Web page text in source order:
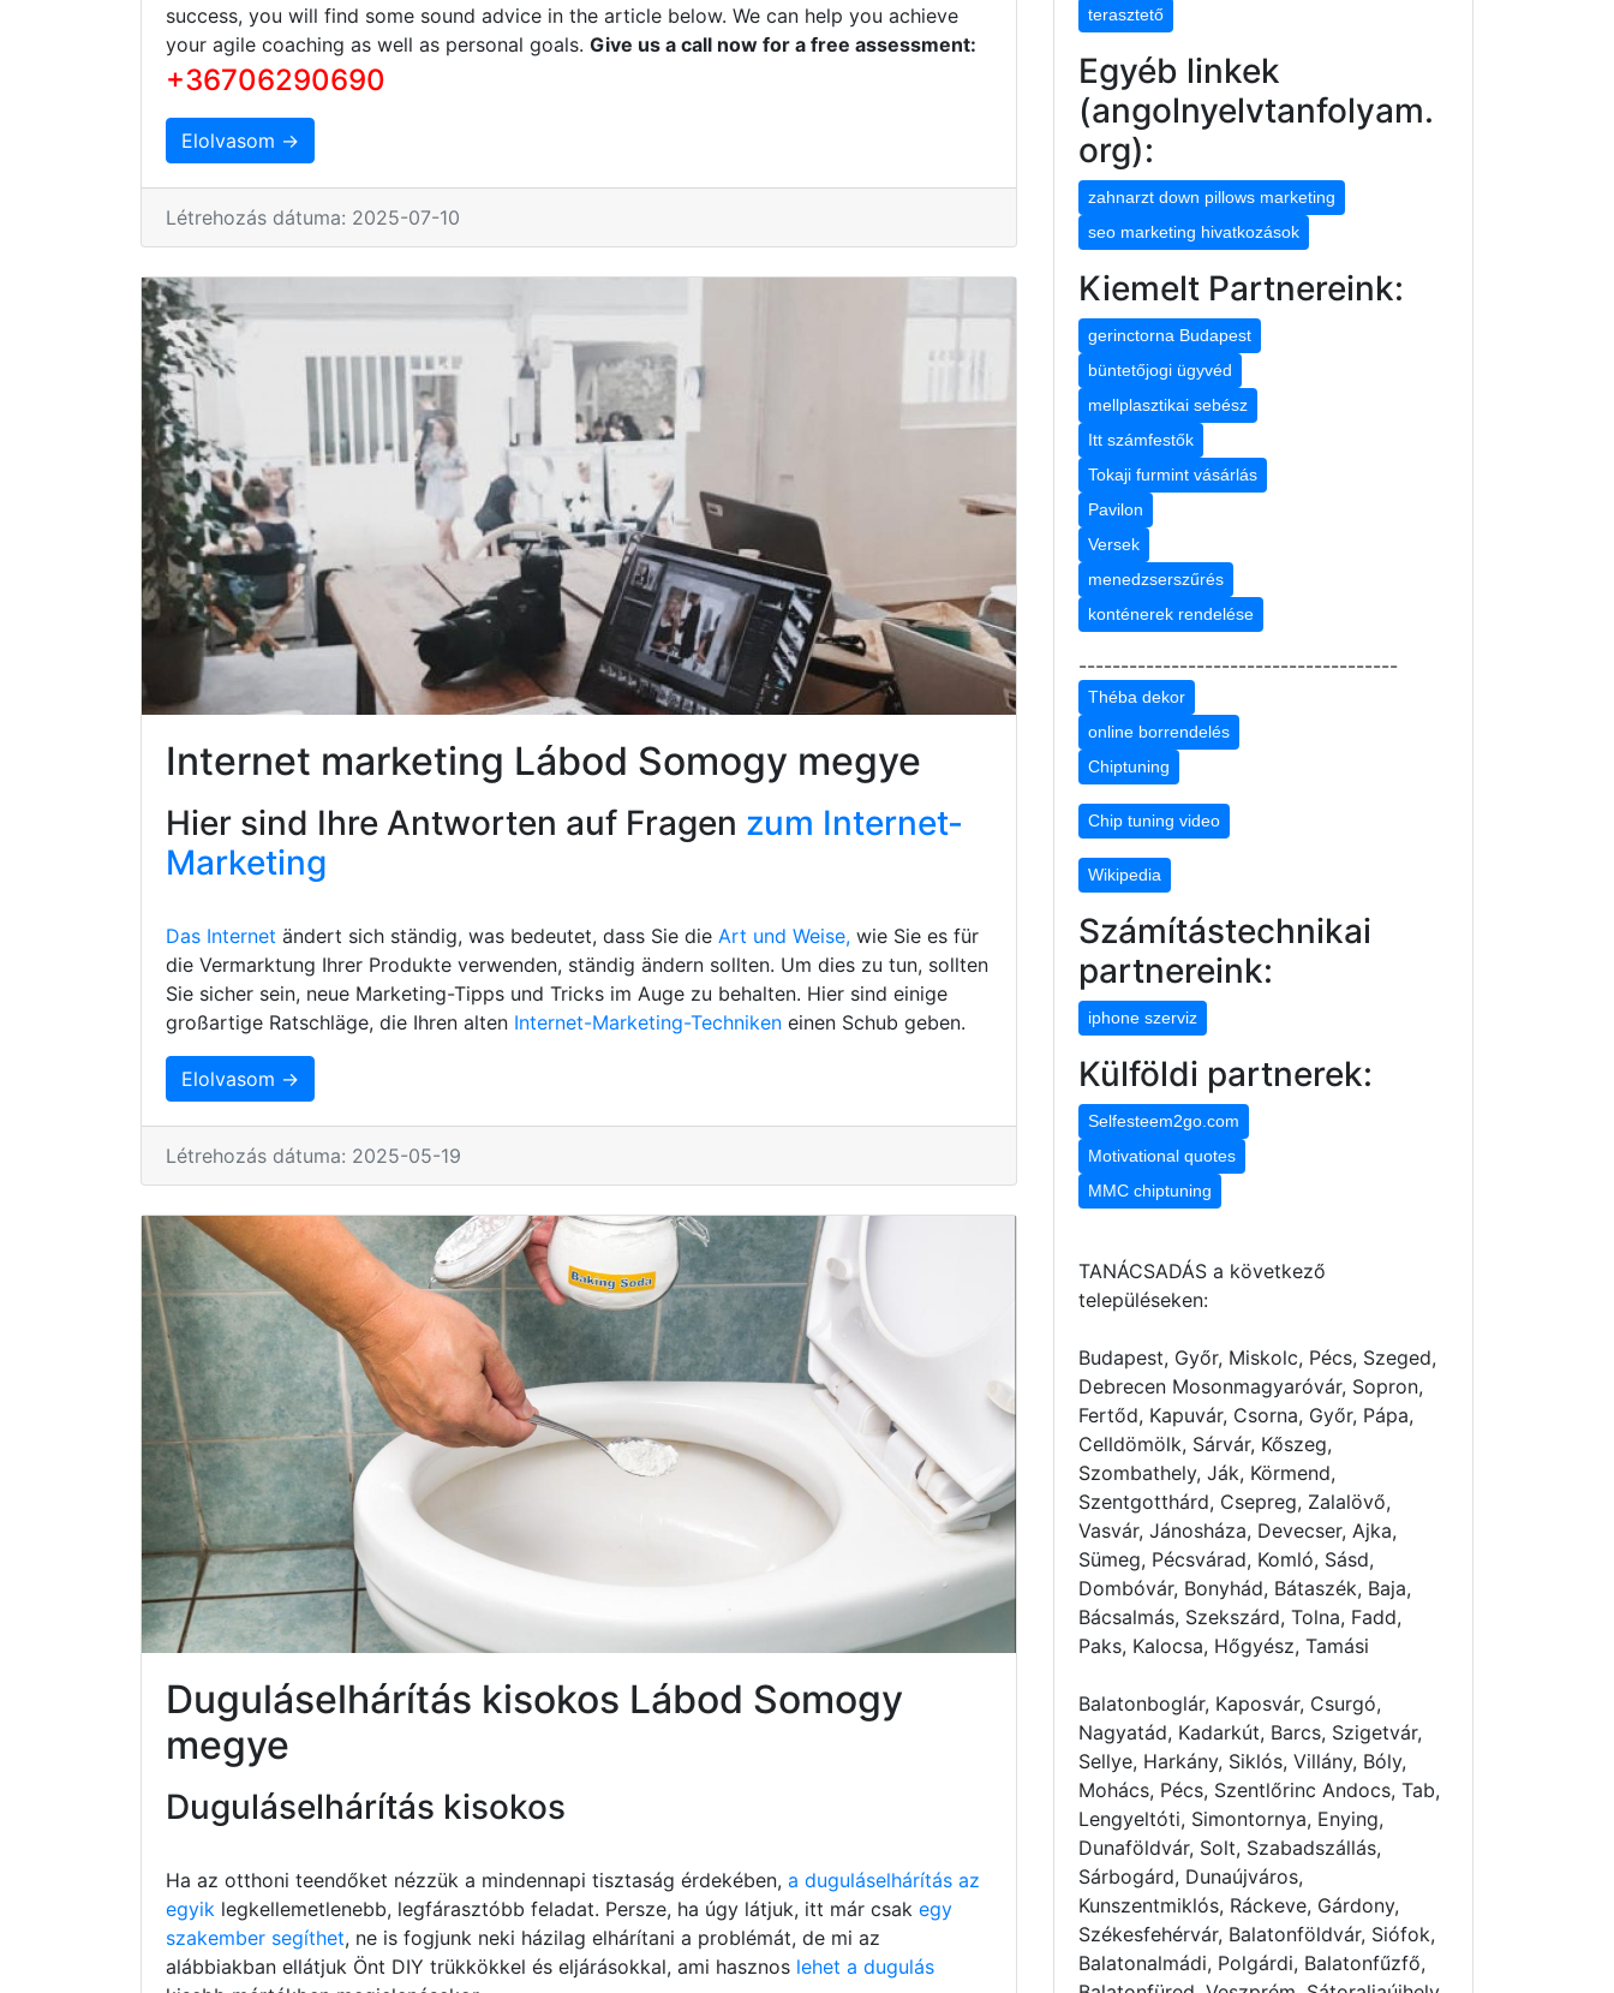
success, you will find some sound advice in the article below. We can help you achieve
your agile coaching as well as personal goals. Give us a call now for a free assessment:
+36706290690
Elolvasom →
Létrehozás dátuma: 2025-07-10
Internet marketing Lábod Somogy megye
Hier sind Ihre Antworten auf Fragen zum Internet-
Marketing
Das Internet ändert sich ständig, was bedeutet, dass Sie die Art und Weise, wie Sie es für
die Vermarktung Ihrer Produkte verwenden, ständig ändern sollten. Um dies zu tun, sollten
Sie sicher sein, neue Marketing-Tipps und Tricks im Auge zu behalten. Hier sind einige
großartige Ratschläge, die Ihren alten Internet-Marketing-Techniken einen Schub geben.
Elolvasom →
Létrehozás dátuma: 2025-05-19
Duguláselhárítás kisokos Lábod Somogy
megye
Duguláselhárítás kisokos
Ha az otthoni teendőket nézzük a mindennapi tisztaság érdekében, a duguláselhárítás az
egyik legkellemetlenebb, legfárasztóbb feladat. Persze, ha úgy látjuk, itt már csak egy
szakember segíthet, ne is fogjunk neki házilag elhárítani a problémát, de mi az
alábbiakban ellátjuk Önt DIY trükkökkel és eljárásokkal, ami hasznos lehet a dugulás
terasztető
Egyéb linkek
(angolnyelvtanfolyam.
org):
zahnarzt down pillows marketing
seo marketing hivatkozások
Kiemelt Partnereink:
gerinctorna Budapest
büntetőjogi ügyvéd
mellplasztikai sebész
Itt számfestők
Tokaji furmint vásárlás
Pavilon
Versek
menedzserszűrés
konténerek rendelése
--------------------------------------
Théba dekor
online borrendelés
Chiptuning
Chip tuning video
Wikipedia
Számítástechnikai
partnereink:
iphone szerviz
Külföldi partnerek:
Selfesteem2go.com
Motivational quotes
MMC chiptuning
TANÁCSADÁS a következő
településeken:
Budapest, Győr, Miskolc, Pécs, Szeged,
Debrecen Mosonmagyaróvár, Sopron,
Fertőd, Kapuvár, Csorna, Győr, Pápa,
Celldömölk, Sárvár, Kőszeg,
Szombathely, Ják, Körmend,
Szentgotthárd, Csepreg, Zalalövő,
Vasvár, Jánosháza, Devecser, Ajka,
Sümeg, Pécsvárad, Komló, Sásd,
Dombóvár, Bonyhád, Bátaszék, Baja,
Bácsalmás, Szekszárd, Tolna, Fadd,
Paks, Kalocsa, Hőgyész, Tamási
Balatonboglár, Kaposvár, Csurgó,
Nagyatád, Kadarkút, Barcs, Szigetvár,
Sellye, Harkány, Siklós, Villány, Bóly,
Mohács, Pécs, Szentlőrinc Andocs, Tab,
Lengyeltóti, Simontornya, Enying,
Dunaföldvár, Solt, Szabadszállás,
Sárbogárd, Dunaújváros,
Kunszentmiklós, Ráckeve, Gárdony,
Székesfehérvár, Balatonföldvár, Siófok,
Balatonalmádi, Polgárdi, Balatonfűzfő,